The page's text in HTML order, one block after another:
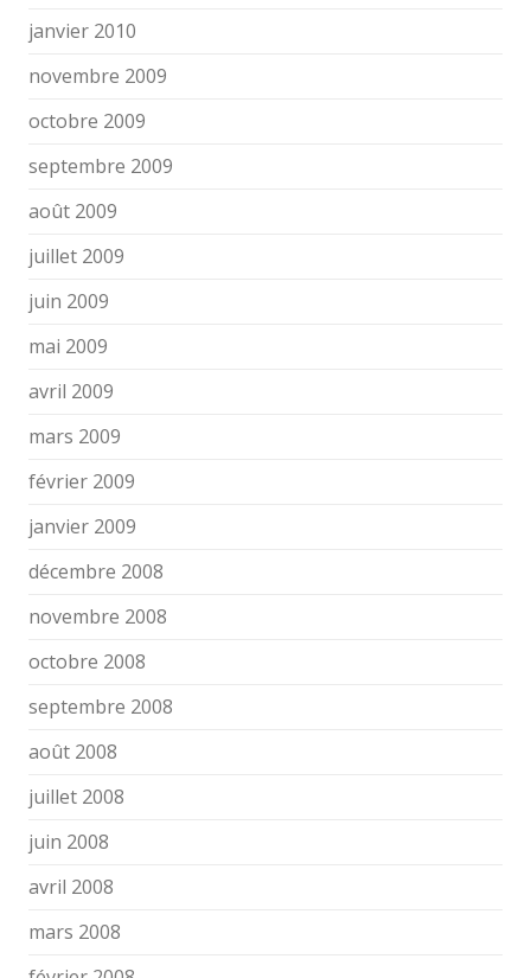
janvier 2010
novembre 2009
octobre 2009
septembre 2009
août 2009
juillet 2009
juin 2009
mai 2009
avril 2009
mars 2009
février 2009
janvier 2009
décembre 2008
novembre 2008
octobre 2008
septembre 2008
août 2008
juillet 2008
juin 2008
avril 2008
mars 2008